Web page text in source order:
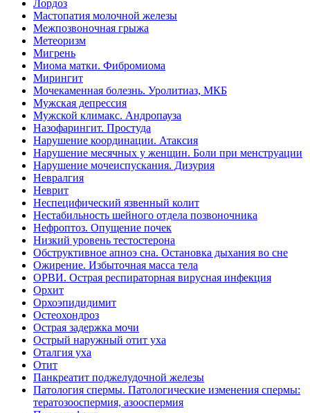
Лордоз
Мастопатия молочной железы
Межпозвоночная грыжа
Метеоризм
Мигрень
Миома матки. Фибромиома
Мирингит
Мочекаменная болезнь. Уролитиаз, МКБ
Мужская депрессия
Мужской климакс. Андропауза
Назофарингит. Простуда
Нарушение координации. Атаксия
Нарушение месячных у женщин. Боли при менструации
Нарушение мочеиспускания. Дизурия
Невралгия
Неврит
Неспецифический язвенный колит
Нестабильность шейного отдела позвоночника
Нефроптоз. Опущение почек
Низкий уровень тестостерона
Обструктивное апноэ сна. Остановка дыхания во сне
Ожирение. Избыточная масса тела
ОРВИ. Острая респираторная вирусная инфекция
Орхит
Орхоэпидидимит
Остеохондроз
Острая задержка мочи
Острый наружный отит уха
Оталгия уха
Отит
Панкреатит поджелудочной железы
Патология спермы. Патологические изменения спермы:
тератозооспермия, азооспермия